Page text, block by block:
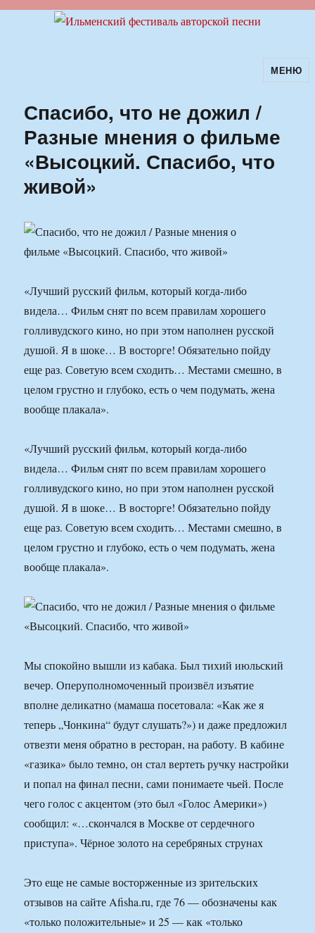
Ильменский фестиваль авторскойМЕНЮ
Спасибо, что не дожил /
Разные мнения о фильме
«Высоцкий. Спасибо, что
живой»
«Лучший русский фильм, который когда-либо
видела… Фильм снят по всем правилам хорошего
голливудского кино, но при этом наполнен русской
душой. Я в шоке… В восторге! Обязательно пойду
еще раз. Советую всем сходить… Местами смешно, в
целом грустно и глубоко, есть о чем подумать, жена
вообще плакала».
«Лучший русский фильм, который когда-либо
видела… Фильм снят по всем правилам хорошего
голливудского кино, но при этом наполнен русской
душой. Я в шоке… В восторге! Обязательно пойду
еще раз. Советую всем сходить… Местами смешно, в
целом грустно и глубоко, есть о чем подумать, жена
вообще плакала».
Мы спокойно вышли из кабака. Был тихий июльский
вечер. Оперуполномоченный произвёл изъятие
вполне деликатно (мамаша посетовала: «Как же я
теперь „Чонкина“ будут слушать?») и даже предложил
отвезти меня обратно в ресторан, на работу. В кабине
«газика» было темно, он стал вертеть ручку настройки
и попал на финал песни, сами понимаете чьей. После
чего голос с акцентом (это был «Голос Америки»)
сообщил: «…скончался в Москве от сердечного
приступа». Чёрное золото на серебряных струнах
Это еще не самые восторженные из зрительских
отзывов на сайте Afisha.ru, где 76 — обозначены как
«только положительные» и 25 — как «только